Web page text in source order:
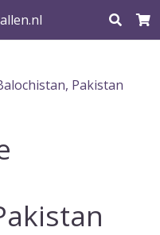
Pakistan